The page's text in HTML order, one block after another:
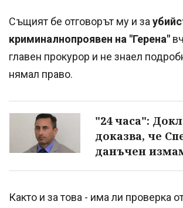
Същият бе отговорът му и за
криминалнопроявен на "Герена"
главен прокурор и не знаел
нямал право.
"24 часа":
доказва, че
данъчен
Както и за това - има ли проверка